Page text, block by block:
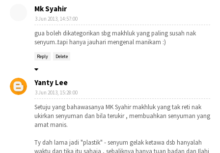
Mk Syahir
3 Jun 2013, 14:57:00
gua boleh dikategorikan sbg makhluk yang paling susah nak
senyum..tapi hanya jauhari mengenal manikam :)
Reply Delete
Yanty Lee
3 Jun 2013, 15:28:00
Setuju yang bahawasanya MK Syahir makhluk yang tak reti nak
ukirkan senyuman dan bila terukir , membuahkan senyuman yang
amat manis.
Ty dah lama jadi "plastik" - senyum gelak ketawa dsb hanyalah
waktu dan tika itu sahaja , sebaliknya hanya tuan badan dan Ilahi